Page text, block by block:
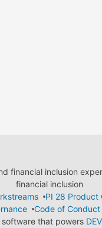
financial inclusion
financial inclusion
PI 28 Product
Code of Conduct
that powers DEV